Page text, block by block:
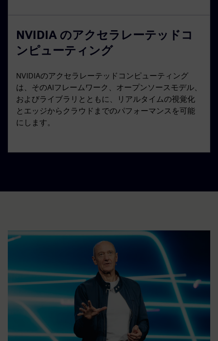
NVIDIA のアクセラレーテッドコ
ンピューティング
NVIDIAのアクセラレーテッドコンピューティング
は、そのAIフレームワーク、オープンソースモデル、
およびライブラリとともに、リアルタイムの視覚化
とエッジからクラウドまでのパフォーマンスを可能
にします。